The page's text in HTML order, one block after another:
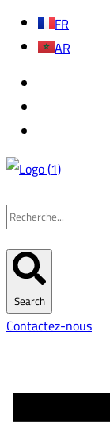
FR
AR
Search
Contactez-nous